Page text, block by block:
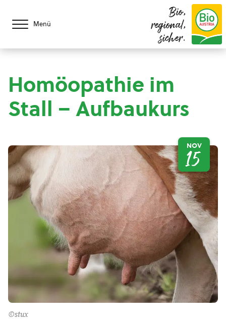
Menü
Bio,
regional,
sicher.
Homöopathie im
Stall – Aufbaukurs
©stux
NOV
15